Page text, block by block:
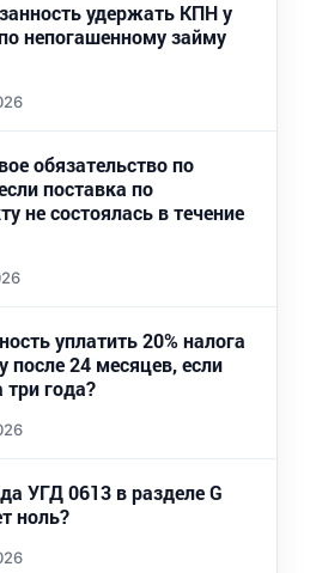
удержать КПН у
непогашенному займу
обязательство по
поставка по
не состоялась в течение
уплатить 20% налога
после 24 месяцев, если
года?
УГД 0613 в разделе G
ноль?